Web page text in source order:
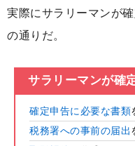
実際にサラリーマンが
の通りだ。
サラリーマンが確
確定申告に必要な書類
税務署への事前の届出